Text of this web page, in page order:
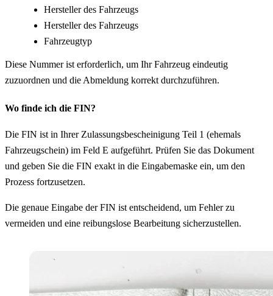
Hersteller des Fahrzeugs
Hersteller des Fahrzeugs
Fahrzeugtyp
Diese Nummer ist erforderlich, um Ihr Fahrzeug eindeutig
zuzuordnen und die Abmeldung korrekt durchzuführen.
Wo finde ich die FIN?
Die FIN ist in Ihrer Zulassungsbescheinigung Teil 1 (ehemals
Fahrzeugschein) im Feld E aufgeführt. Prüfen Sie das Dokument
und geben Sie die FIN exakt in die Eingabemaske ein, um den
Prozess fortzusetzen.
Die genaue Eingabe der FIN ist entscheidend, um Fehler zu
vermeiden und eine reibungslose Bearbeitung sicherzustellen.